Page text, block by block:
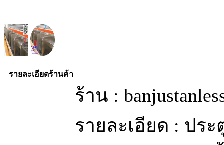
รายละเอียดร้านค้า
ร้าน :
รายละเอียด : ปร